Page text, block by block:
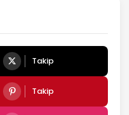
Takip
Takip